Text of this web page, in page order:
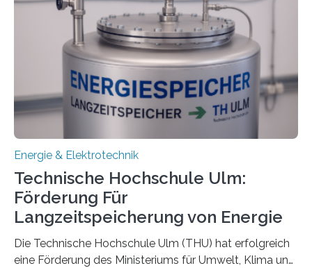
Energie & Elektrotechnik
Technische Hochschule Ulm:
Förderung Für
Langzeitspeicherung von Energie
Die Technische Hochschule Ulm (THU) hat erfolgreich
eine Förderung des Ministeriums für Umwelt, Klima und